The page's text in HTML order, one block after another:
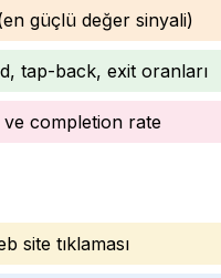
güçlü değer sinyali)
tap-back, exit oranları
completion rate
site tıklaması